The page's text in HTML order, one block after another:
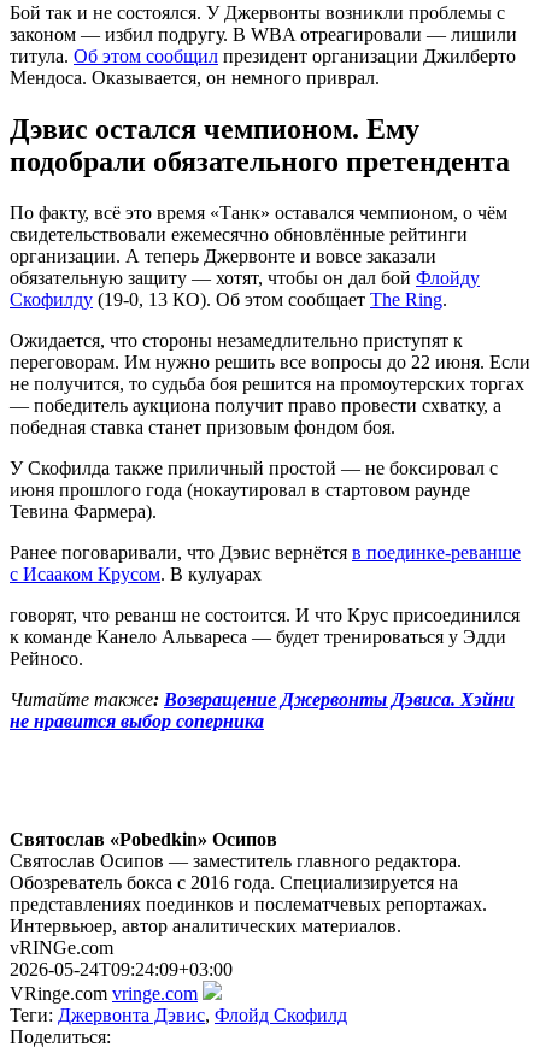
Бой так и не состоялся. У Джервонты возникли проблемы с
законом — избил подругу. В WBA отреагировали — лишили
титула. Об этом сообщил президент организации Джилберто
Мендоса. Оказывается, он немного приврал.
Дэвис остался чемпионом. Ему
подобрали обязательного претендента
По факту, всё это время «Танк» оставался чемпионом, о чём
свидетельствовали ежемесячно обновлённые рейтинги
организации. А теперь Джервонте и вовсе заказали
обязательную защиту — хотят, чтобы он дал бой Флойду
Скофилду (19-0, 13 КО). Об этом сообщает The Ring.
Ожидается, что стороны незамедлительно приступят к
переговорам. Им нужно решить все вопросы до 22 июня. Если
не получится, то судьба боя решится на промоутерских торгах
— победитель аукциона получит право провести схватку, а
победная ставка станет призовым фондом боя.
У Скофилда также приличный простой — не боксировал с
июня прошлого года (нокаутировал в стартовом раунде
Тевина Фармера).
Ранее поговаривали, что Дэвис вернётся в поединке-реванше
с Исааком Крусом. В кулуарах
говорят, что реванш не состоится. И что Крус присоединился
к команде Канело Альвареса — будет тренироваться у Эдди
Рейносо.
Читайте также: Возвращение Джервонты Дэвиса. Хэйни
не нравится выбор соперника
Святослав «Pobedkin» Осипов
Святослав Осипов — заместитель главного редактора.
Обозреватель бокса с 2016 года. Специализируется на
представлениях поединков и послематчевых репортажах.
Интервьюер, автор аналитических материалов.
vRINGe.com
2026-05-24T09:24:09+03:00
VRinge.com vringe.com
Теги: Джервонта Дэвис, Флойд Скофилд
Поделиться: